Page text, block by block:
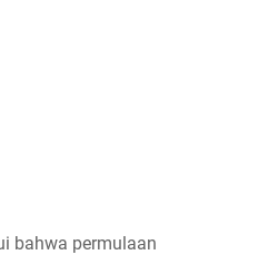
bahwa permulaan